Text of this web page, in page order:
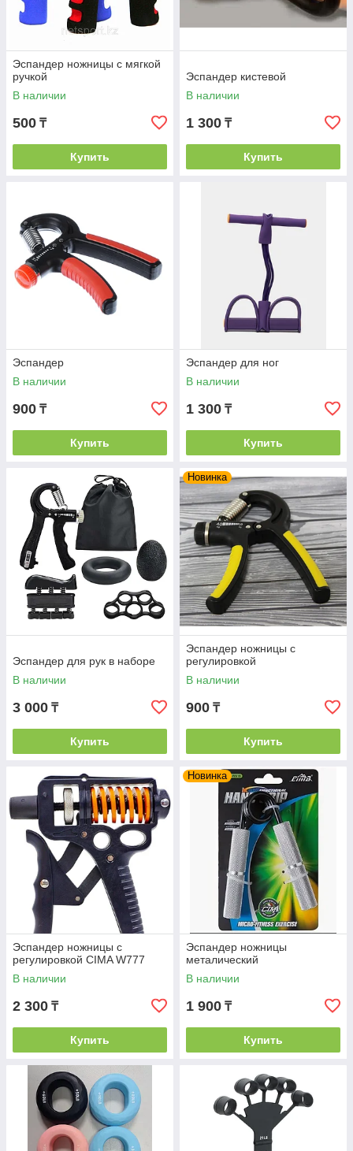
Эспандер ножницы с мягкой
ручкой
В наличии
500 ₸
Купить
Эспандер кистевой
В наличии
1 300 ₸
Купить
Эспандер
В наличии
900 ₸
Купить
Эспандер для ног
В наличии
1 300 ₸
Купить
Эспандер для рук в наборе
В наличии
3 000 ₸
Купить
Новинка
Эспандер ножницы с
регулировкой
В наличии
900 ₸
Купить
Эспандер ножницы с
регулировкой CIMA W777
В наличии
2 300 ₸
Купить
Новинка
Эспандер ножницы
металический
В наличии
1 900 ₸
Купить